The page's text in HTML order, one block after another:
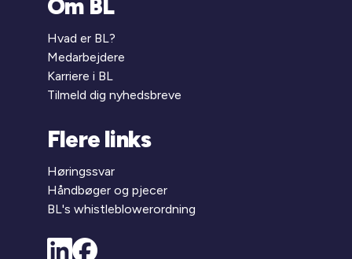
Om BL
Hvad er BL?
Medarbejdere
Karriere i BL
Tilmeld dig nyhedsbreve
Flere links
Høringssvar
Håndbøger og pjecer
BL's whistleblowerordning